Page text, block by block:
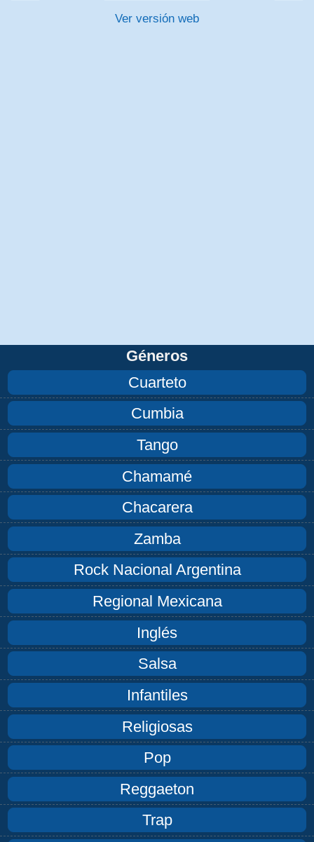
Ver versión web
Géneros
Cuarteto
Cumbia
Tango
Chamamé
Chacarera
Zamba
Rock Nacional Argentina
Regional Mexicana
Inglés
Salsa
Infantiles
Religiosas
Pop
Reggaeton
Trap